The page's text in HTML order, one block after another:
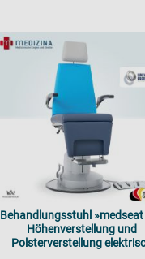
Behandlungsstuhl »medseat
Höhenverstellung und
Polsterverstellung